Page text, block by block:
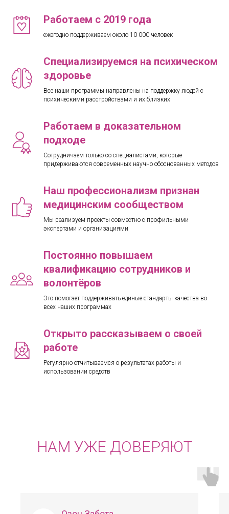
Работаем с 2019 года
ежегодно поддерживаем около 10 000 человек
Специализируемся на психическом
здоровье
Все наши программы направлены на поддержку людей с
психическими расстройствами и их близких
Работаем в доказательном
подходе
Сотрудничаем только со специалистами, которые
придерживаются современных научно обоснованных методов
Наш профессионализм признан
медицинским сообществом
Мы реализуем проекты совместно с профильными
экспертами и организациями
Постоянно повышаем
квалификацию сотрудников и
волонтёров
Это помогает поддерживать единые стандарты качества во
всех наших программах
Открыто рассказываем о своей
работе
Регулярно отчитываемся о результатах работы и
использовании средств
НАМ УЖЕ ДОВЕРЯЮТ